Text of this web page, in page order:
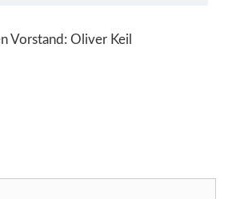
Vorstand: Oliver Keil